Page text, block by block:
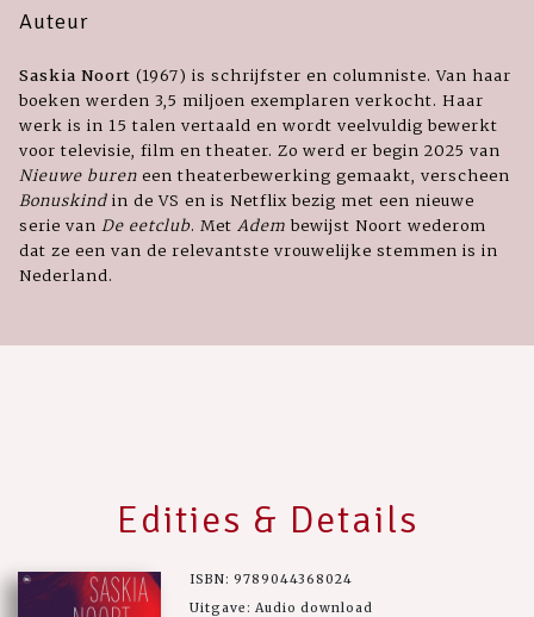
Auteur
Saskia Noort (1967) is schrijfster en columniste. Van haar
boeken werden 3,5 miljoen exemplaren verkocht. Haar
werk is in 15 talen vertaald en wordt veelvuldig bewerkt
voor televisie, film en theater. Zo werd er begin 2025 van
Nieuwe buren een theaterbewerking gemaakt, verscheen
Bonuskind in de VS en is Netflix bezig met een nieuwe
serie van De eetclub. Met Adem bewijst Noort wederom
dat ze een van de relevantste vrouwelijke stemmen is in
Nederland.
Edities & Details
ISBN: 9789044368024
Uitgave: Audio download